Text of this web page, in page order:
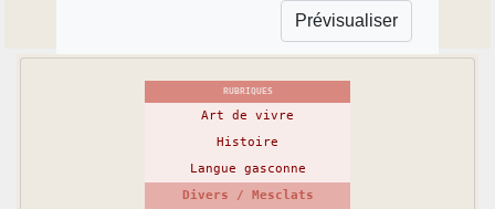
RUBRIQUES
Art de vivre
Histoire
Langue gasconne
Divers / Mesclats